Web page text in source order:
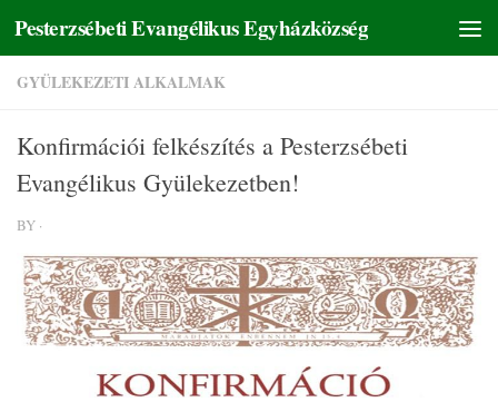
Skip to content
Pesterzsébeti Evangélikus Egyházközség
GYÜLEKEZETI ALKALMAK
Konfirmációi felkészítés a Pesterzsébeti
Evangélikus Gyülekezetben!
BY ·